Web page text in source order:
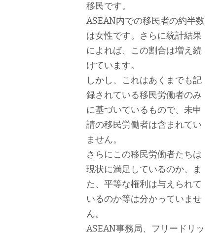
移民です。
ASEAN内での移民者の約半数
は女性です。さらに統計結果
によれば、この割合は増え続
けています。
しかし、これはあくまでも記
録されている移民労働者のみ
に基づいているもので、未申
請の移民労働者は含まれてい
ません。
さらにこの移民労働者たちは
現状に満足しているのか、ま
た、平等な権利は与えられて
いるのか等は分かっていませ
ん。
ASEAN事務局、フリードリッ